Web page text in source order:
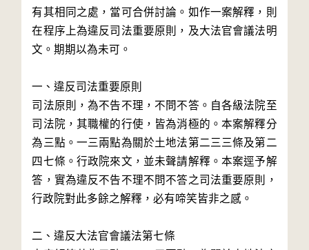
有其相同之處，當可合併討論。如作一案解釋，則
在程序上為違反司法重要原則，及大法官會議法明
文。期期以為未可。
一、違反司法重要原則
司法原則，為不告不理，不問不答。自各級法院至
司法院，其職權的行使，皆為消極的。本案解釋分
為三點。一三兩點為關於土地法第二三三條及第二
四七條。行政院來文，並未聲請解釋。本案逕予解
答，實為違反不告不理不問不答之司法重要原則，
行政院對此多餘之解釋，必有啼笑皆非之感。
二、違反大法官會議法第七條